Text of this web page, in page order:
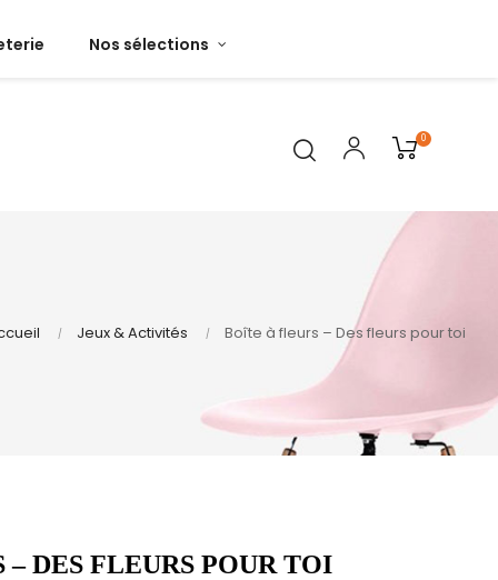
Nos sélections
0
Jeux & Activités Boîte à fleurs – Des fleurs pour toi
DES FLEURS POUR TOI